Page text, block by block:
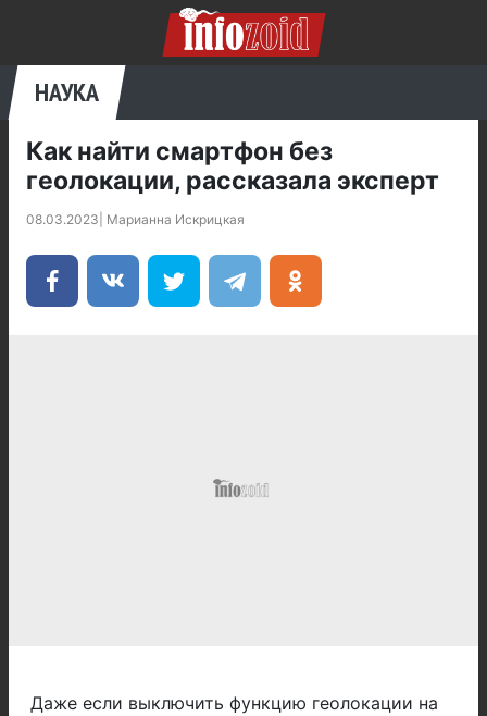
НАУКА
Как найти смартфон без
геолокации, рассказала эксперт
08.03.2023 Марианна Искрицкая
Даже если выключить функцию геолокации на